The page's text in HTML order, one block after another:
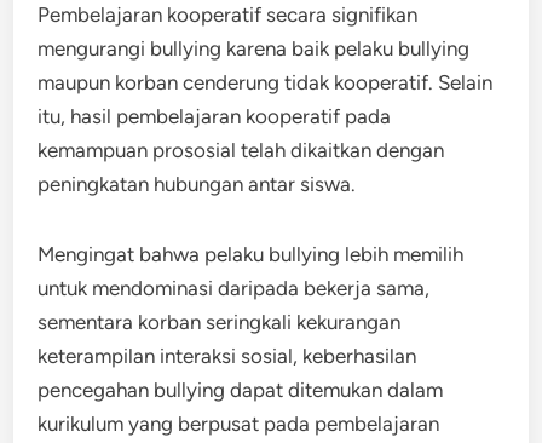
Pembelajaran kooperatif secara signifikan
mengurangi bullying karena baik pelaku bullying
maupun korban cenderung tidak kooperatif. Selain
itu, hasil pembelajaran kooperatif pada
kemampuan prososial telah dikaitkan dengan
peningkatan hubungan antar siswa.
Mengingat bahwa pelaku bullying lebih memilih
untuk mendominasi daripada bekerja sama,
sementara korban seringkali kekurangan
keterampilan interaksi sosial, keberhasilan
pencegahan bullying dapat ditemukan dalam
kurikulum yang berpusat pada pembelajaran